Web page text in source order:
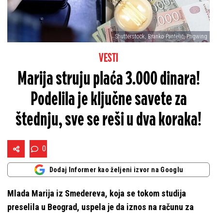
Shutterstock, Branko Pantelić, Pngwing
VESTI
Marija struju plaća 3.000 dinara!
Podelila je ključne savete za
štednju, sve se reši u dva koraka!
0
Dodaj Informer kao željeni izvor na Googlu
Mlada Marija iz Smedereva, koja se tokom studija
preselila u Beograd, uspela je da iznos na računu za